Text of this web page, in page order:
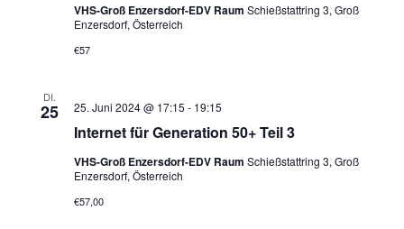
VHS-Groß Enzersdorf-EDV Raum Schießstattring 3, Groß
Enzersdorf, Österreich
€57
DI.
25
Internet für Generation 50+ Teil 3
25. Juni 2024 @ 17:15 - 19:15
VHS-Groß Enzersdorf-EDV Raum Schießstattring 3, Groß
Enzersdorf, Österreich
€57,00